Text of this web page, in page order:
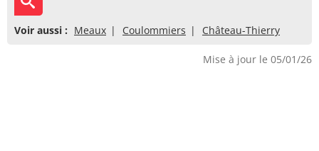
Voir aussi : Meaux Coulommiers Château-Thierry
Mise à jour le 05/01/26